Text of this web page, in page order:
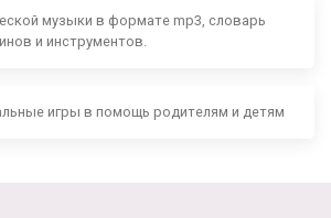
музыки в формате mp3, словарь
и инструментов.
игры в помощь родителям и детям